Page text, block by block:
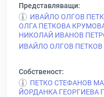
Представляващи:
ИВАЙЛО ОЛГОВ
ОЛГА ПЕТКОВА
НИКОЛАЙ ИВАНОВ
ИВАЙЛО ОЛГОВ ПЕТКОВ
Собственост:
ПЕТКО СТЕФАНОВ
ЙОРДАНКА ГЕОРГИЕВА